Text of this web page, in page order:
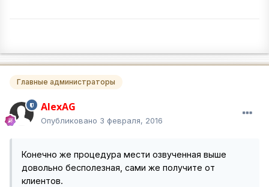
Главные администраторы
AlexAG
Опубликовано 3 февраля, 2016
Конечно же процедура мести озвученная выше
довольно бесполезная, сами же получите от
клиентов.